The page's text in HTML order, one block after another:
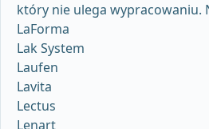
który nie ulega wypracowaniu.
LaForma
Lak System
Laufen
Lavita
Lectus
Lenart